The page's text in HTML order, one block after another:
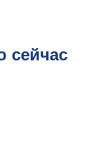
сейчас